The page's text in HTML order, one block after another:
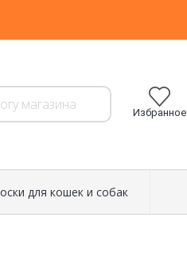
Избранное
для кошек и собак